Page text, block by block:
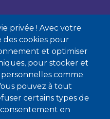
privée ! Avec votre
des cookies pour
et optimiser
pour stocker et
comme
pouvez à tout
certains types de
en